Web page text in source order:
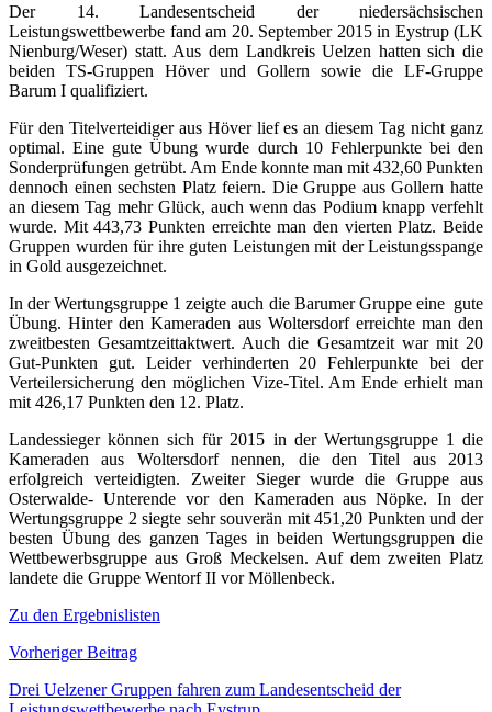
Der 14. Landesentscheid der niedersächsischen
Leistungswettbewerbe fand am 20. September 2015 in Eystrup (LK
Nienburg/Weser) statt. Aus dem Landkreis Uelzen hatten sich die
beiden TS-Gruppen Höver und Gollern sowie die LF-Gruppe
Barum I qualifiziert.
Für den Titelverteidiger aus Höver lief es an diesem Tag nicht ganz
optimal. Eine gute Übung wurde durch 10 Fehlerpunkte bei den
Sonderprüfungen getrübt. Am Ende konnte man mit 432,60 Punkten
dennoch einen sechsten Platz feiern. Die Gruppe aus Gollern hatte
an diesem Tag mehr Glück, auch wenn das Podium knapp verfehlt
wurde. Mit 443,73 Punkten erreichte man den vierten Platz. Beide
Gruppen wurden für ihre guten Leistungen mit der Leistungsspange
in Gold ausgezeichnet.
In der Wertungsgruppe 1 zeigte auch die Barumer Gruppe eine gute
Übung. Hinter den Kameraden aus Woltersdorf erreichte man den
zweitbesten Gesamtzeittaktwert. Auch die Gesamtzeit war mit 20
Gut-Punkten gut. Leider verhinderten 20 Fehlerpunkte bei der
Verteilersicherung den möglichen Vize-Titel. Am Ende erhielt man
mit 426,17 Punkten den 12. Platz.
Landessieger können sich für 2015 in der Wertungsgruppe 1 die
Kameraden aus Woltersdorf nennen, die den Titel aus 2013
erfolgreich verteidigten. Zweiter Sieger wurde die Gruppe aus
Osterwalde- Unterende vor den Kameraden aus Nöpke. In der
Wertungsgruppe 2 siegte sehr souverän mit 451,20 Punkten und der
besten Übung des ganzen Tages in beiden Wertungsgruppen die
Wettbewerbsgruppe aus Groß Meckelsen. Auf dem zweiten Platz
landete die Gruppe Wentorf II vor Möllenbeck.
Zu den Ergebnislisten
Beitragsnavigation
Vorheriger Beitrag
Drei Uelzener Gruppen fahren zum Landesentscheid der